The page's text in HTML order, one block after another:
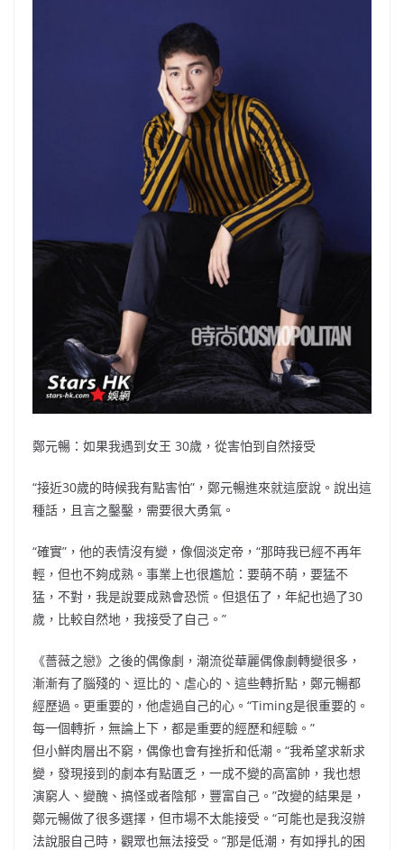
鄭元暢：如果我遇到女王 30歲，從害怕到自然接受
“接近30歲的時候我有點害怕”，鄭元暢進來就這麼說。說出這
種話，且言之鑿鑿，需要很大勇氣。
“確實”，他的表情沒有變，像個淡定帝，“那時我已經不再年
輕，但也不夠成熟。事業上也很尷尬：要萌不萌，要猛不
猛，不對，我是說要成熟會恐慌。但退伍了，年紀也過了30
歲，比較自然地，我接受了自己。”
《薔薇之戀》之後的偶像劇，潮流從華麗偶像劇轉變很多，
漸漸有了腦殘的、逗比的、虐心的、這些轉折點，鄭元暢都
經歷過。更重要的，他虐過自己的心。“Timing是很重要的。
每一個轉折，無論上下，都是重要的經歷和經驗。”
但小鮮肉層出不窮，偶像也會有挫折和低潮。“我希望求新求
變，發現接到的劇本有點匱乏，一成不變的高富帥，我也想
演窮人、變醜、搞怪或者陰郁，豐富自己。”改變的結果是，
鄭元暢做了很多選擇，但市場不太能接受。“可能也是我沒辦
法說服自己時，觀眾也無法接受。”那是低潮，有如掙扎的困